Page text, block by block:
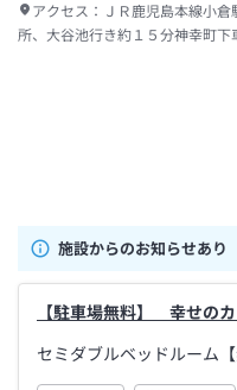
アクセス： ＪＲ鹿児島本線小
所、大谷池行き約１５分神幸町
施設からのお知らせあり
【駐車場無料】 幸せの
セミダブルベッドルーム【